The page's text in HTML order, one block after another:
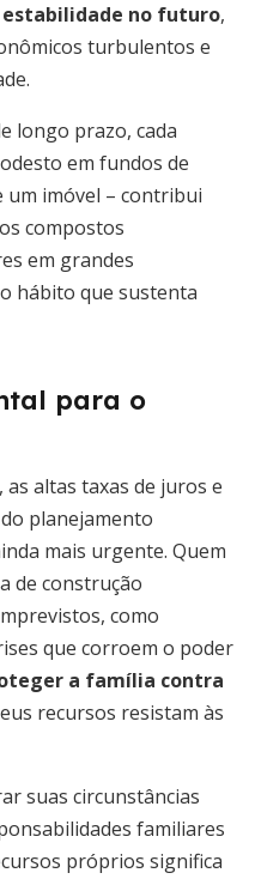
no futuro,
turbulentos e
longo prazo, cada
em fundos de
um imóvel – contribui
compostos
em grandes
hábito que sustenta
para o
altas taxas de juros e
planejamento
mais urgente. Quem
de construção
como
que corroem o poder
a família contra
recursos resistam às
suas circunstâncias
familiares
próprios significa